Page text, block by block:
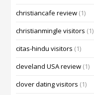
christiancafe review (1)
christianmingle visitors (1)
citas-hindu visitors (1)
cleveland USA review (1)
clover dating visitors (1)